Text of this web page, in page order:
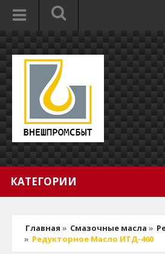
КАТЕГОРИИ
Главная » Смазочные масла »
» Редукторное Масло ИТД-460